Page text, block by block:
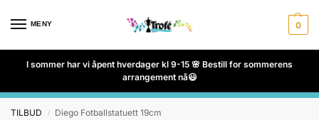
MENY 0
I sommer har vi åpent hverdager kl 9-15 🌸 Bestill for sommerens
arrangement nå😃
TILBUD / Diego Fotballstatuett 19cm